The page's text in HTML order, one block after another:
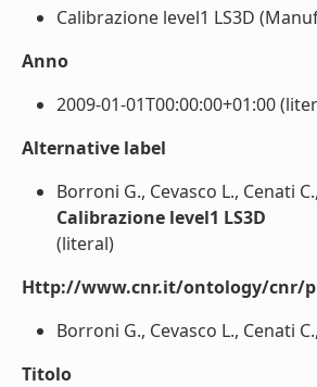
Calibrazione level1 LS3D
Anno
2009-01-01T00:00:00+01:00
Alternative label
Borroni G., Cevasco L., Cenati
Calibrazione level1 LS3D
(literal)
Http://www.cnr.it/ontology/cnr/
Borroni G., Cevasco L., Cenati
Titolo